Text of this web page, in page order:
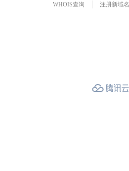
WHOIS查询 注册新域名